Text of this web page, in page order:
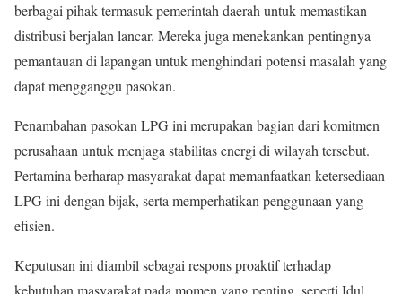
berbagai pihak termasuk pemerintah daerah untuk memastikan
distribusi berjalan lancar. Mereka juga menekankan pentingnya
pemantauan di lapangan untuk menghindari potensi masalah yang
dapat mengganggu pasokan.
Penambahan pasokan LPG ini merupakan bagian dari komitmen
perusahaan untuk menjaga stabilitas energi di wilayah tersebut.
Pertamina berharap masyarakat dapat memanfaatkan ketersediaan
LPG ini dengan bijak, serta memperhatikan penggunaan yang
efisien.
Keputusan ini diambil sebagai respons proaktif terhadap